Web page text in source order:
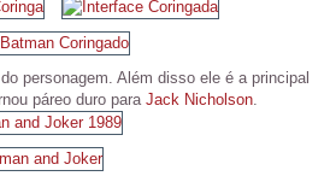
personagem. Além disso ele é a principal
páreo duro paraJack Nicholson.